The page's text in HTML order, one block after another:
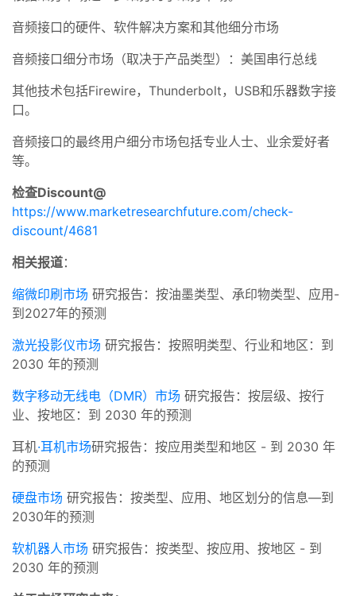
音频接口的硬件、软件解决方案和其他细分市场
音频接口细分市场（取决于产品类型）：美国串行总线
其他技术包括Firewire，Thunderbolt，USB和乐器数字接
口。
音频接口的最终用户细分市场包括专业人士、业余爱好者
等。
检查Discount@
https://www.marketresearchfuture.com/check-
discount/4681
相关报道：
缩微印刷市场 研究报告：按油墨类型、承印物类型、应用-
到2027年的预测
激光投影仪市场 研究报告：按照明类型、行业和地区：到
2030 年的预测
数字移动无线电（DMR）市场 研究报告：按层级、按行
业、按地区：到 2030 年的预测
耳机·耳机市场研究报告：按应用类型和地区 - 到 2030 年
的预测
硬盘市场 研究报告：按类型、应用、地区划分的信息—到
2030年的预测
软机器人市场 研究报告：按类型、按应用、按地区 - 到
2030 年的预测